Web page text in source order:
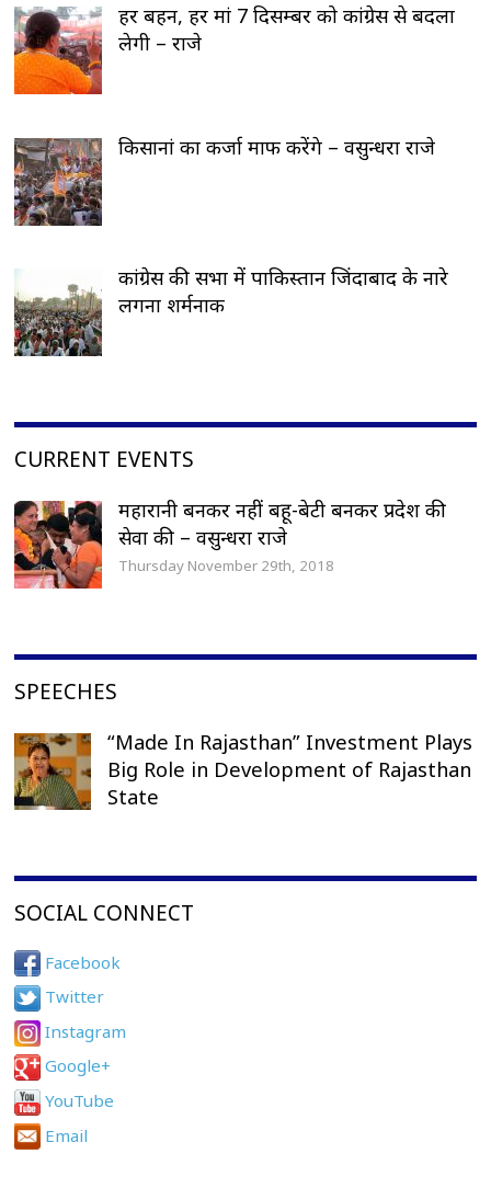
हर बहन, हर मां 7 दिसम्बर को कांग्रेस से बदला
लेगी – राजे
किसानां का कर्जा माफ करेंगे – वसुन्धरा राजे
कांग्रेस की सभा में पाकिस्तान जिंदाबाद के नारे
लगना शर्मनाक
CURRENT EVENTS
महारानी बनकर नहीं बहू-बेटी बनकर प्रदेश की
सेवा की – वसुन्धरा राजे
Thursday November 29th, 2018
SPEECHES
“Made In Rajasthan” Investment Plays
Big Role in Development of Rajasthan
State
SOCIAL CONNECT
Facebook
Twitter
Instagram
Google+
YouTube
Email